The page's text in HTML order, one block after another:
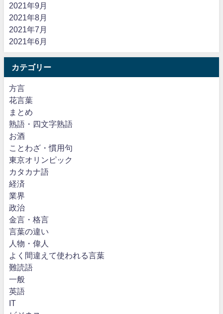
2021年9月
2021年8月
2021年7月
2021年6月
カテゴリー
方言
花言葉
まとめ
熟語・四文字熟語
お酒
ことわざ・慣用句
東京オリンピック
カタカナ語
経済
業界
政治
金言・格言
言葉の違い
人物・偉人
よく間違えて使われる言葉
難読語
一般
英語
IT